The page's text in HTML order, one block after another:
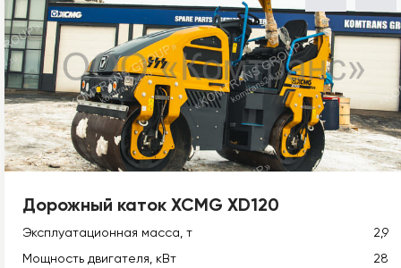
Дорожный каток XCMG XD120
Эксплуатационная масса, т
2,9
Мощность двигателя, кВт
28